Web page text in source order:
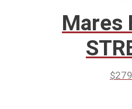
Mares
$